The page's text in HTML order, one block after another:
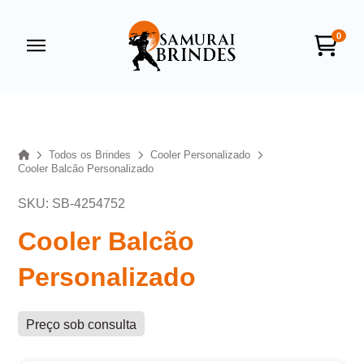
0
HomeTodos os Brindes
Cooler Personalizado
Cooler Balcão Personalizado
SKU: SB-4254752
Cooler Balcão
Personalizado
Preço sob consulta